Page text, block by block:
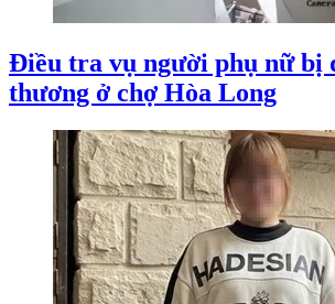
Điều tra vụ người phụ nữ bị
thương ở chợ Hòa Long